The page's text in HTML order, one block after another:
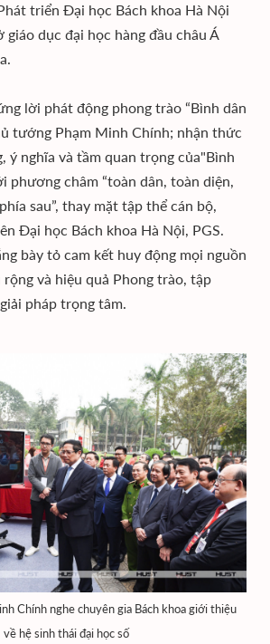
triển Đại học Bách khoa Hà Nội
dục đại học hàng đầu châu Á
lời phát động phong trào “Bình dân
tướng Phạm Minh Chính; nhận thức
ý nghĩa và tầm quan trọng của"Bình
phương châm “toàn dân, toàn diện,
sau”, thay mặt tập thể cán bộ,
Đại học Bách khoa Hà Nội, PGS.
bày tỏ cam kết huy động mọi nguồn
và hiệu quả Phong trào, tập
pháp trọng tâm.
Chính nghe chuyên gia Bách khoa giới thiệu
về hệ sinh thái đại học số